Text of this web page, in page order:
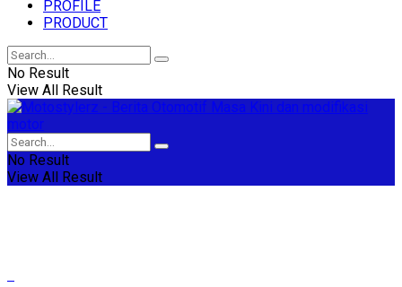
PROFILE
PRODUCT
No Result
View All Result
No Result
View All Result